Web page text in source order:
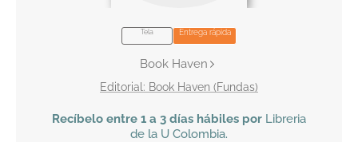
Tela Entrega rápida
Book Haven
Book Haven (Fundas)
Recíbelo entre 1 a 3 días hábiles por Libreria
de la U Colombia.